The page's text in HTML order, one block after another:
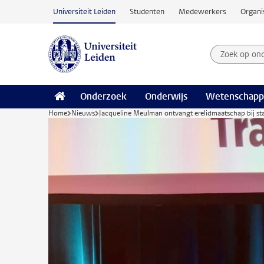
Ga naar hoofdinhoud
Universiteit Leiden Studenten Medewerkers
Zoek op
Zoekterm
Onderzoek Onderwijs
Home Nieuws Jacqueline Meulman ontvangt erelidmaatschap bij